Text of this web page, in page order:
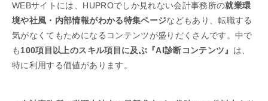
WEBサイトには、HUPROでしか見れない会計事務所の就業環
境や社風・内部情報がわかる特集ページなどもあり、転職する
気がなくてもためになるコンテンツが盛りだくさんです。中で
も100項目以上のスキル項目に及ぶ『AI診断コンテンツ』 は、
特に利用する価値があります。